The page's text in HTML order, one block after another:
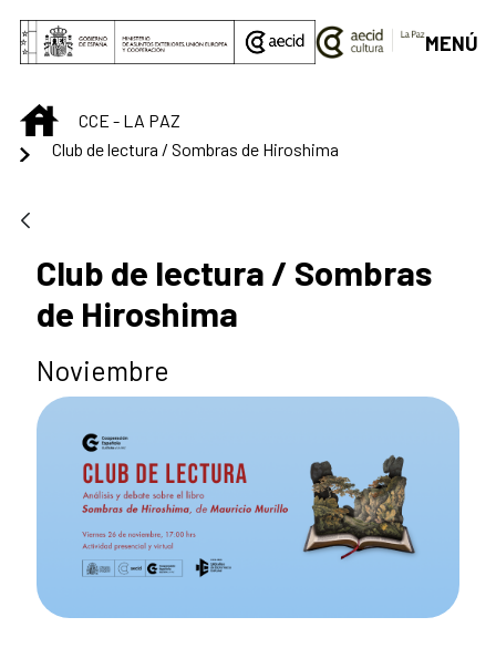
Saltar al contenido principal
MENÚ
INICIOCCE - LA PAZ
Club de lectura / Sombras de Hiroshima
Club de lectura / Sombras
de Hiroshima
Noviembre